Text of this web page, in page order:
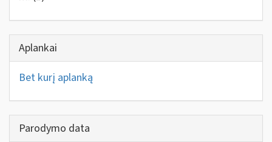
Aplankai
Bet kurį aplanką
Parodymo data